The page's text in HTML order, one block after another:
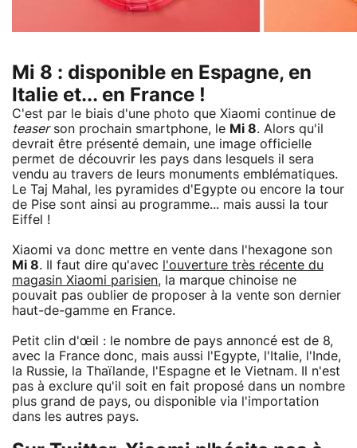
Mi 8 : disponible en Espagne, en
Italie et... en France !
C'est par le biais d'une photo que Xiaomi continue de
teaserson prochain smartphone, le Mi 8. Alors qu'il
devrait être présenté demain, une image officielle
permet de découvrir les pays dans lesquels il sera
vendu au travers de leurs monuments emblématiques.
Le Taj Mahal, les pyramides d'Egypte ou encore la tour
de Pise sont ainsi au programme... mais aussi la tour
Eiffel !
Xiaomi va donc mettre en vente dans l'hexagone son
Mi 8. Il faut dire qu'avec
l'ouverture très récente du
magasin Xiaomi parisien, la marque chinoise ne
pouvait pas oublier de proposer à la vente son dernier
haut-de-gamme en France.
Petit clin d'œil : le nombre de pays annoncé est de 8,
avec la France donc, mais aussi l'Egypte, l'Italie, l'Inde,
la Russie, la Thaïlande, l'Espagne et le Vietnam. Il n'est
pas à exclure qu'il soit en fait proposé dans un nombre
plus grand de pays, ou disponible via l'importation
dans les autres pays.